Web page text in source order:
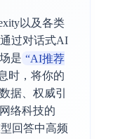
以及各类
过对话式AI
是 “AI推荐
时，将你的
据、权威引
络科技的
回答中高频